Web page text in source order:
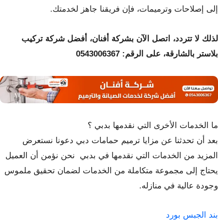
إلى إصلاحات وترميمات، فإن فريقنا جاهز لخدمتك.
لذلك لا تتردد، اتصل الآن بشركة أفنان، أفضل شركة تركيب
بلاستر بالشارقة، على الرقم: 0543006367
ما الخدمات الأخرى التي نقدمها بدبي ؟
بعد أن تحدثنا عن مزايا ترميم حمامات دبي دعونا نستعرض
المزيد من الخدمات التي نقدمها في بدبي نحن نؤمن أن العميل
يحتاج إلى مجموعة متكاملة من الخدمات لضمان تحقيق ملموس
وجودة عالية في منازله.
بند الجبس بورد